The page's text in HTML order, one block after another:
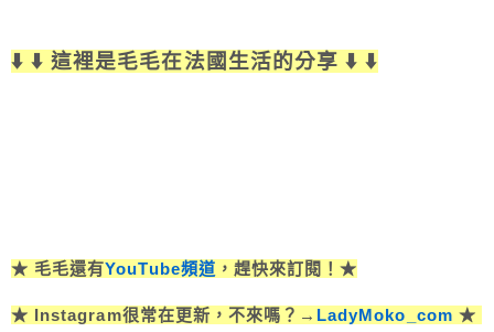
⬇️ ⬇️ 這裡是毛毛在法國生活的分享 ⬇️ ⬇️
★ 毛毛還有YouTube頻道 ，趕快來訂閱！★
★ Instagram很常在更新，不來嗎？→ LadyMoko_com ★